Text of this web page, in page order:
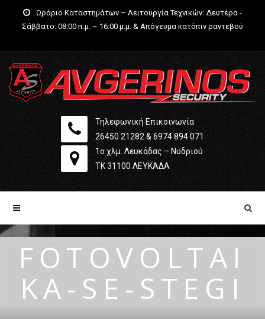
Ωράριο Καταστημάτων – Λειτουργία Τεχνικών: Δευτέρα -
Σάββατο: 08:00 π.μ. – 16:00 μ.μ. & Απόγευμα κατόπιν ραντεβού
Τηλεφωνική Επικοινωνία
26450 21282&6974 894 071
1ο χλμ. Λευκάδας – Νυδριού
ΤΚ 31100 ΛΕΥΚΆΔΑ
FOTOVOLTAI
KA-SE-STEGI